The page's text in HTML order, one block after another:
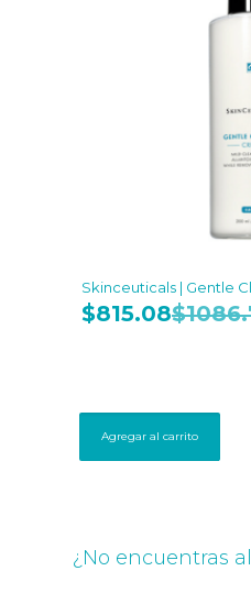
Skinceuticals | Gentle
$815.08$
Agregar al carrito
¿No encuentras